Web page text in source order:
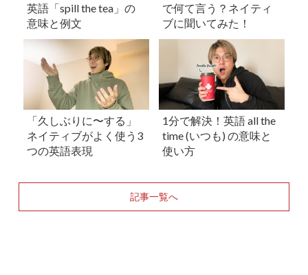
英語「spill the tea」の
意味と例文
で何て言う？ネイティ
ブに聞いてみた！
「久しぶりに〜する」
ネイティブがよく使う3
つの英語表現
1分で解決！英語 all the
time (いつも) の意味と
使い方
記事一覧へ